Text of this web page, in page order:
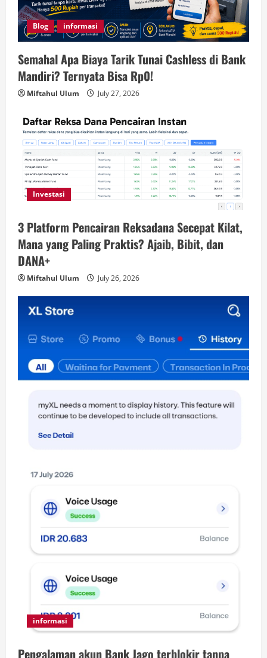
Blog informasi
Semahal Apa Biaya Tarik Tunai Cashless di Bank
Mandiri? Ternyata Bisa Rp0!
Miftahul Ulum July 27, 2026
Investasi
3 Platform Pencairan Reksadana Secepat Kilat,
Mana yang Paling Praktis? Ajaib, Bibit, dan
DANA+
Miftahul Ulum July 26, 2026
informasi
Pengalaman akun Bank Jago terblokir tanpa